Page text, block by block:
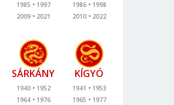
1985
1997
2009
2021
1986
1998
2010
2022
SÁRKÁNY
1940
1952
1964
1976
KÍGYÓ
1941
1953
1965
1977